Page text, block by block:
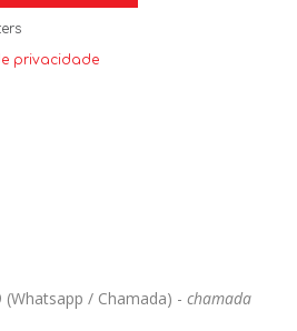
privacidade
(Whatsapp / Chamada) - chamada